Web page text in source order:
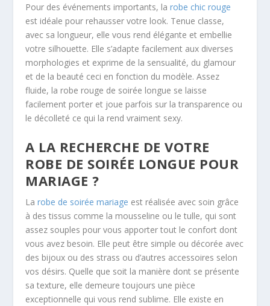
Pour des événements importants, larobe chic rouge
est idéale pour rehausser votre look. Tenue classe,
avec sa longueur, elle vous rend élégante et embellie
votre silhouette. Elle s’adapte facilement aux diverses
morphologies et exprime de la sensualité, du glamour
et de la beauté ceci en fonction du modèle. Assez
fluide, la robe rouge de soirée longue se laisse
facilement porter et joue parfois sur la transparence ou
le décolleté ce qui la rend vraiment sexy.
A LA RECHERCHE DE VOTRE
ROBE DE SOIRÉE LONGUE POUR
MARIAGE ?
Larobe de soirée mariage est réalisée avec soin grâce
à des tissus comme la mousseline ou le tulle, qui sont
assez souples pour vous apporter tout le confort dont
vous avez besoin. Elle peut être simple ou décorée avec
des bijoux ou des strass ou d’autres accessoires selon
vos désirs. Quelle que soit la manière dont se présente
sa texture, elle demeure toujours une pièce
exceptionnelle qui vous rend sublime. Elle existe en